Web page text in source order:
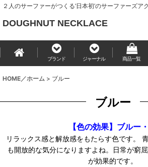
２人のサーファーがつくる‘日本初’のサーファーズア
DOUGHNUT NECKLACE
ブランド ジャーナル 商品一覧
HOME／ホーム > ブルー
ブルー
【色の効果】ブルー
リラックス感と解放感をもたらす色です。
も開放的な気分になりますよね。日常が窮
が効果的です。